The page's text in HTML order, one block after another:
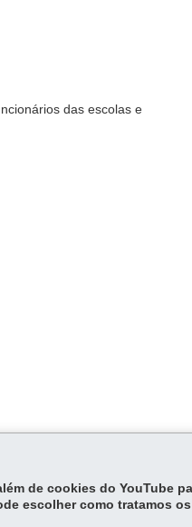
das escolas e
de cookies do YouTube
escolher como tratamos